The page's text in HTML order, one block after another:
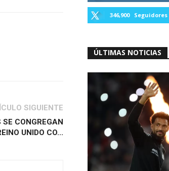
SIGUIENTE
CONGREGAN
UNIDO CO...
346,900 Seguidores
ÚLTIMAS NOTICIAS